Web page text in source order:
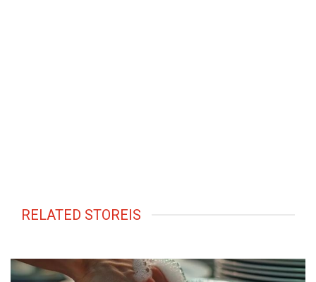
RELATED STOREIS